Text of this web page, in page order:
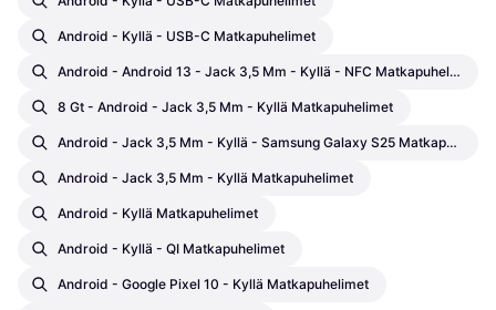
Android - Kyllä - USB-C Matkapuhelimet
Android - Android 13 - Jack 3,5 Mm - Kyllä - NFC Matkapuhelimet
8 Gt - Android - Jack 3,5 Mm - Kyllä Matkapuhelimet
Android - Jack 3,5 Mm - Kyllä - Samsung Galaxy S25 Matkapuhelimet
Android - Jack 3,5 Mm - Kyllä Matkapuhelimet
Android - Kyllä Matkapuhelimet
Android - Kyllä - QI Matkapuhelimet
Android - Google Pixel 10 - Kyllä Matkapuhelimet